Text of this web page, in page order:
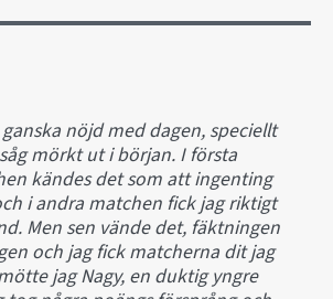
nöjd med dagen, speciellt
mörkt ut i början. I första
kändes det som att ingenting
i andra matchen fick jag riktigt
Men sen vände det, fäktningen
och jag fick matcherna dit jag
jag Nagy, en duktig yngre